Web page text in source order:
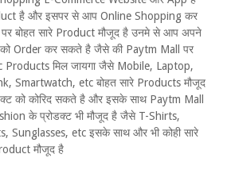
है और इसपर से आप Online Shopping कर
बोहत सारे Product मौजूद है उनमे से आप अपने
को Order कर सकते है जैसे की Paytm Mall पर
Products मिल जायगा जैसे Mobile, Laptop,
Smartwatch, etc बोहत सारे Products मौजूद
को कोरिद सकते है और इसके साथ Paytm Mall
के प्रोडक्ट भी मौजूद है जैसे T-Shirts,
Sunglasses, etc इसके साथ और भी कोही सारे
मौजूद है